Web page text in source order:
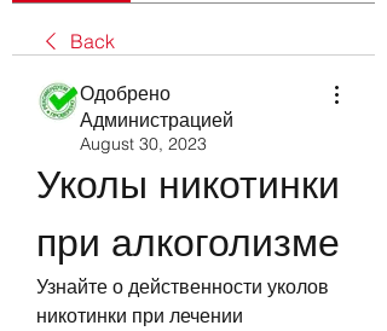
Back
Одобрено
Администрацией
August 30, 2023
Уколы никотинки
при алкоголизме
Узнайте о действенности уколов
никотинки при лечении